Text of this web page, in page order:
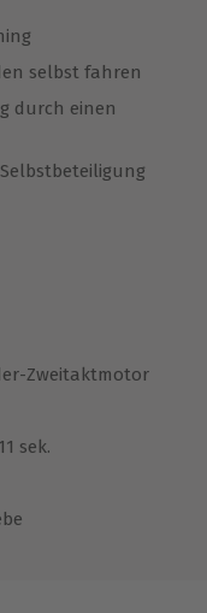
selbst fahren
durch einen
Zweitaktmotor
sek.